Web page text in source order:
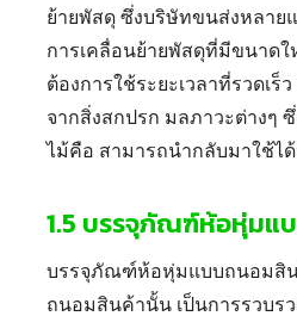
ย้ายพัสดุ ซึ่งบริษัทขนส่งหลาย
การเคลื่อนย้ายพัสดุที่มีขนาด
ต้องการใช้ระยะเวลาที่รวดเ
จากสิ่งสกปรก มลภาวะต่างๆ
ไม้คือ สามารถนำกลับมาใช้ไ
1.5 บรรจุภัณฑ์ห้อหุ่มแ
บรรจุภัณฑ์ห้อหุ่มแบบถนอมสิ
ถนอมสินค้านั้น เป็นการรวบร